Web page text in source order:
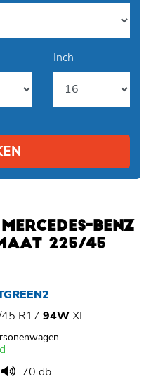
Inch
BENZ
225/45
R17 94WXL
70 db